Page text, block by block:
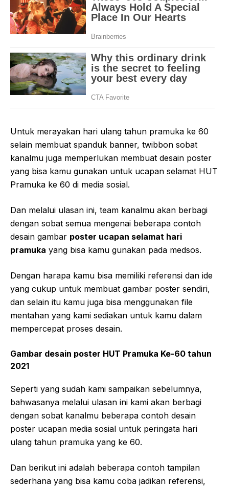
Untuk merayakan hari ulang tahun pramuka ke 60
selain membuat spanduk banner, twibbon sobat
kanalmu juga memperlukan membuat desain poster
yang bisa kamu gunakan untuk ucapan selamat HUT
Pramuka ke 60 di media sosial.
Dan melalui ulasan ini, team kanalmu akan berbagi
dengan sobat semua mengenai beberapa contoh
desain gambar poster ucapan selamat hari
pramuka yang bisa kamu gunakan pada medsos.
Dengan harapa kamu bisa memiliki referensi dan ide
yang cukup untuk membuat gambar poster sendiri,
dan selain itu kamu juga bisa menggunakan file
mentahan yang kami sediakan untuk kamu dalam
mempercepat proses desain.
Gambar desain poster HUT Pramuka Ke-60 tahun
2021
Seperti yang sudah kami sampaikan sebelumnya,
bahwasanya melalui ulasan ini kami akan berbagi
dengan sobat kanalmu beberapa contoh desain
poster ucapan media sosial untuk peringata hari
ulang tahun pramuka yang ke 60.
Dan berikut ini adalah beberapa contoh tampilan
sederhana yang bisa kamu coba jadikan referensi,